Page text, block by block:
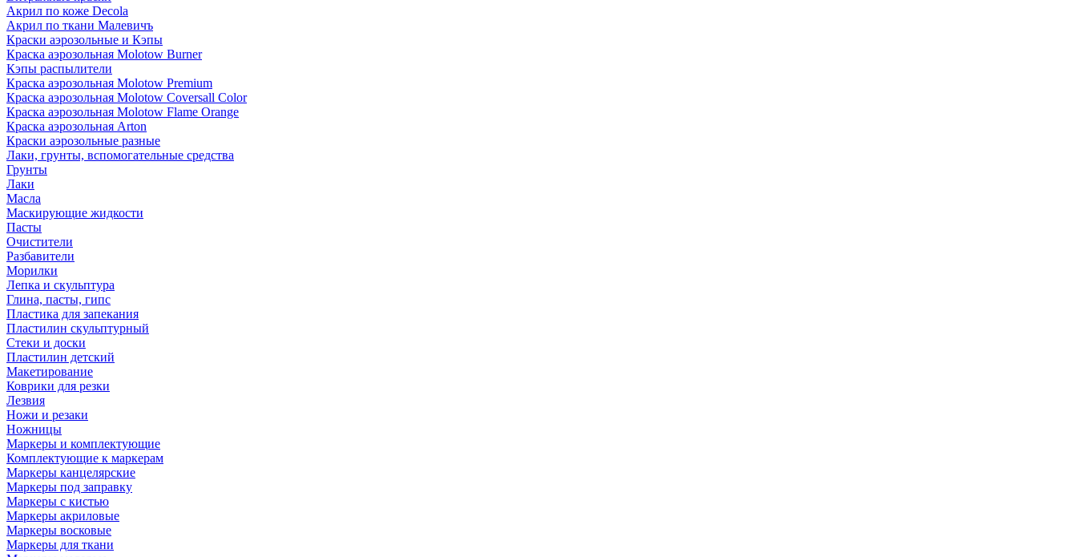
Акрил по коже Decola
Акрил по ткани Малевичъ
Краски аэрозольные и Кэпы
Краска аэрозольная Molotow Burner
Кэпы распылители
Краска аэрозольная Molotow Premium
Краска аэрозольная Molotow Coversall Color
Краска аэрозольная Molotow Flame Orange
Краска аэрозольная Arton
Краски аэрозольные разные
Лаки, грунты, вспомогательные средства
Грунты
Лаки
Масла
Маскирующие жидкости
Пасты
Очистители
Разбавители
Морилки
Лепка и скульптура
Глина, пасты, гипс
Пластика для запекания
Пластилин скульптурный
Стеки и доски
Пластилин детский
Макетирование
Коврики для резки
Лезвия
Ножи и резаки
Ножницы
Маркеры и комплектующие
Комплектующие к маркерам
Маркеры канцелярские
Маркеры под заправку
Маркеры с кистью
Маркеры акриловые
Маркеры восковые
Маркеры для ткани